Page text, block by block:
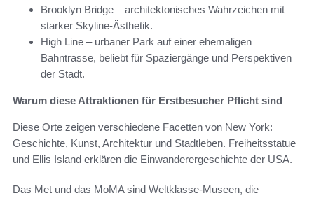
Brooklyn Bridge – architektonisches Wahrzeichen mit
starker Skyline-Ästhetik.
High Line – urbaner Park auf einer ehemaligen
Bahntrasse, beliebt für Spaziergänge und Perspektiven
der Stadt.
Warum diese Attraktionen für Erstbesucher Pflicht sind
Diese Orte zeigen verschiedene Facetten von New York:
Geschichte, Kunst, Architektur und Stadtleben. Freiheitsstatue
und Ellis Island erklären die Einwanderergeschichte der USA.
Das Met und das MoMA sind Weltklasse-Museen, die